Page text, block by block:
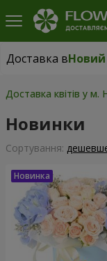
Доставка вНовий
Доставка в
Доставка квітів у м.
Новинки
Сортування: